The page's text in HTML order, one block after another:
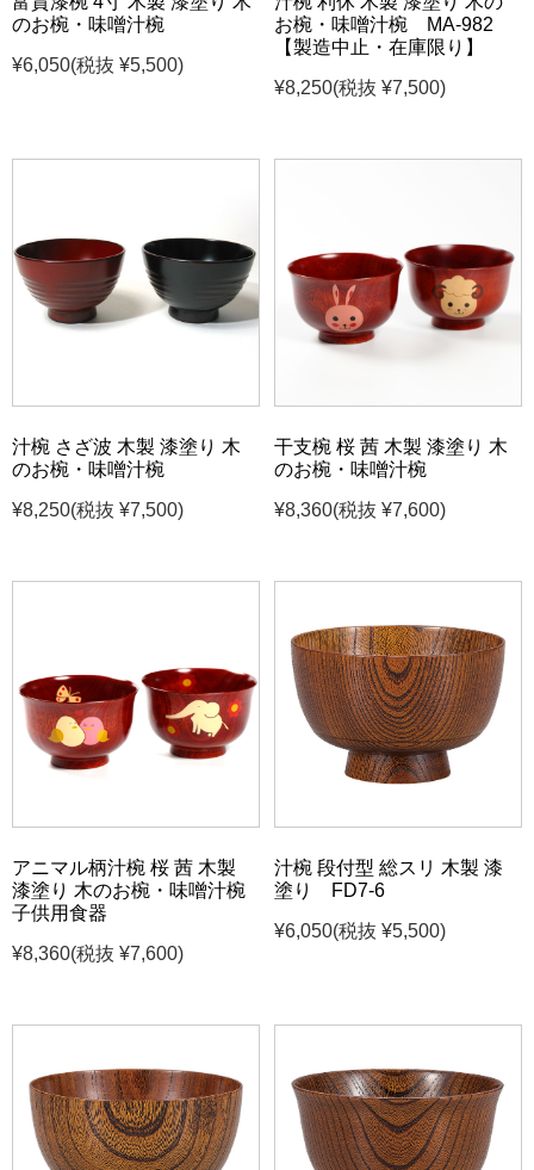
のお椀・味噌汁椀
¥6,050(税抜 ¥5,500)
お椀・味噌汁椀 MA-982
【製造中止・在庫限り】
¥8,250(税抜 ¥7,500)
汁椀 さざ波 木製 漆塗り 木
のお椀・味噌汁椀
¥8,250(税抜 ¥7,500)
干支椀 桜 茜 木製 漆塗り 木
のお椀・味噌汁椀
¥8,360(税抜 ¥7,600)
アニマル柄汁椀 桜 茜 木製
漆塗り 木のお椀・味噌汁椀
子供用食器
¥8,360(税抜 ¥7,600)
汁椀 段付型 総スリ 木製 漆
塗り FD7-6
¥6,050(税抜 ¥5,500)